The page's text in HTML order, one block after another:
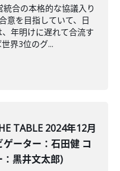
合の本格的な協議入り
意を目指していて、日
年明けに遅れて合流す
界3位のグ...
TABLE 2024年12月
ゲーター：石田健 コ
黒井文太郎)